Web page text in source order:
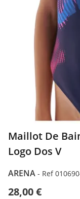
Maillot De
Logo Dos V
ARENA - Ref
28,00 €